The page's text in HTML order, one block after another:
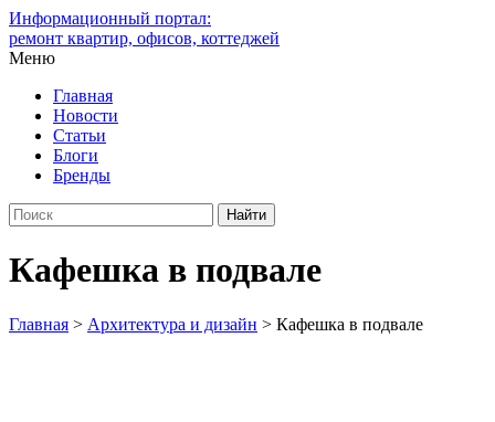
Информационный портал:
ремонт квартир, офисов, коттеджей
Меню
Главная
Новости
Статьи
Блоги
Бренды
Кафешка в подвале
Главная > Архитектура и дизайн > Кафешка в подвале